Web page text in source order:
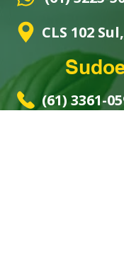
CLS 102
(61) 3361-